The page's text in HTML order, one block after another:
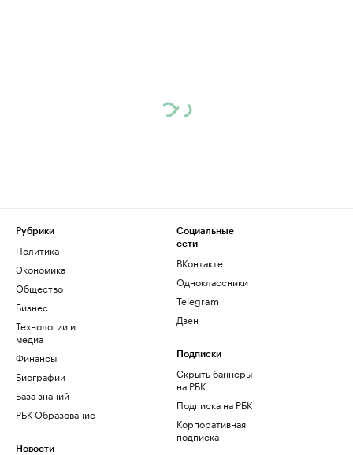
Рубрики
Политика
Экономика
Общество
Бизнес
Технологии и
медиа
Финансы
Биографии
База знаний
РБК Образование
Новости
Социальные
сети
ВКонтакте
Одноклассники
Telegram
Дзен
Подписки
Скрыть баннеры
на РБК
Подписка на РБК
Корпоративная
подписка